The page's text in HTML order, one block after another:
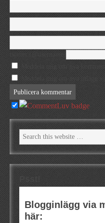
Psst!
Blogginlägg via
här: